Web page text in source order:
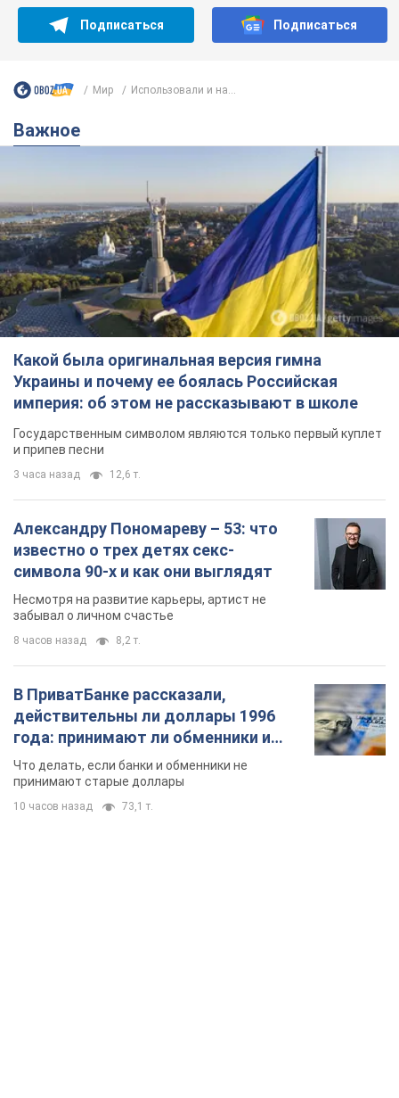
Подписаться Подписаться
Мир Использовали и на...
Важное
Какой была оригинальная версия гимна
Украины и почему ее боялась Российская
империя: об этом не рассказывают в школе
Государственным символом являются только первый куплет
и припев песни
3 часа назад 12,6 т.
Александру Пономареву – 53: что
известно о трех детях секс-
символа 90-х и как они выглядят
Несмотря на развитие карьеры, артист не
забывал о личном счастье
8 часов назад 8,2 т.
В ПриватБанке рассказали,
действительны ли доллары 1996
года: принимают ли обменники и
банки такие купюры
Что делать, если банки и обменники не
принимают старые доллары
10 часов назад 73,1 т.